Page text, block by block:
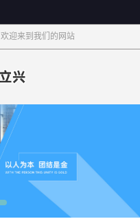
欢迎来到我们的网站